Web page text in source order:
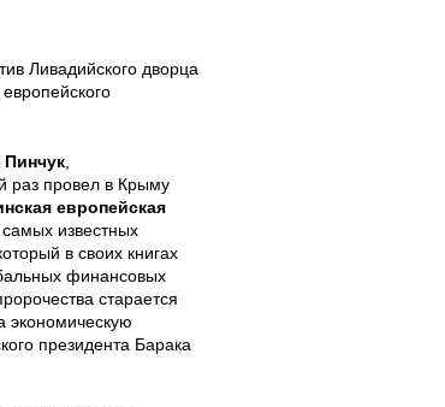
Ливадийского дворца
Пинчук
раз провел в Крыму
европейская
самых известных
в своих книгах
финансовых
старается
экономическую
президента Барака